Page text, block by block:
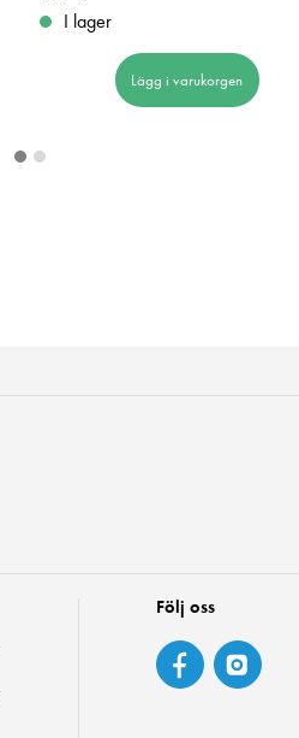
I lager
Lägg i varukorgen
Följ oss